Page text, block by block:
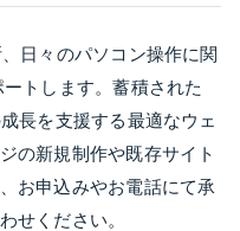
日々のパソコン操作に関
トします。蓄積された
長を支援する最適なウェ
の新規制作や既存サイト
お申込みやお電話にて承
せください。